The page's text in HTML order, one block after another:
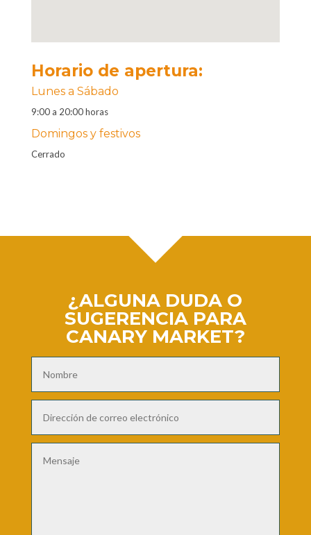
Horario de apertura:
Lunes a Sábado
9:00 a 20:00 horas
Domingos y festivos
Cerrado
¿ALGUNA DUDA O
SUGERENCIA PARA
CANARY MARKET?